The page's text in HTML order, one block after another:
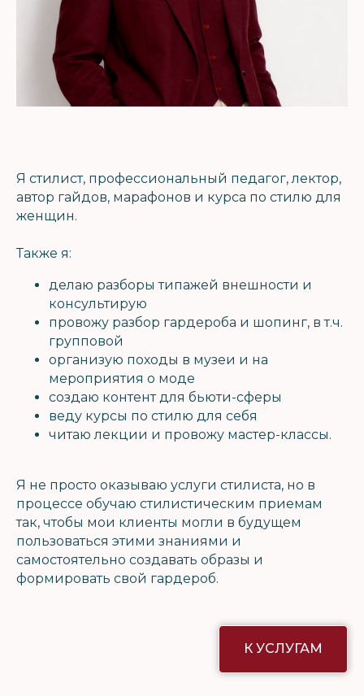
Я стилист, профессиональный педагог, лектор,
автор гайдов, марафонов и курса по стилю для
женщин.
Также я:
делаю разборы типажей внешности и
консультирую
провожу разбор гардероба и шопинг, в т.ч.
групповой
организую походы в музеи и на
мероприятия о моде
создаю контент для бьюти-сферы
веду курсы по стилю для себя
читаю лекции и провожу мастер-классы.
Я не просто оказываю услуги стилиста, но в
процессе обучаю стилистическим приемам
так, чтобы мои клиенты могли в будущем
пользоваться этими знаниями и
самостоятельно создавать образы и
формировать свой гардероб.
К УСЛУГАМ